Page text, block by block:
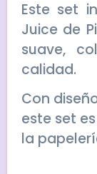
Este set
Juice de
suave,
calidad.
Con
este set
la